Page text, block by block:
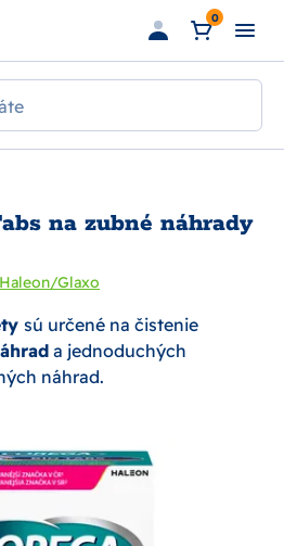
0
na zubné náhrady
Haleon/Glaxo
sú určené na čistenie
a jednoduchých
náhrad.